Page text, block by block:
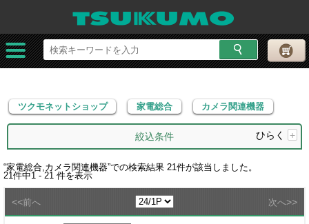
ツクモネットショップ 家電総合 カメラ関連機器
ツクモネットショップ 家電総合 カメラ関連機器
絞込条件 ひらく +
“家電総合,カメラ関連機器”での検索結果 21件が該当しました。
21件中1 - 21 件を表示
<<前へ 次へ>>